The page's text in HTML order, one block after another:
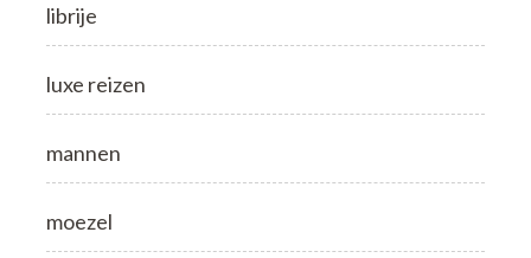
librije
luxe reizen
mannen
moezel